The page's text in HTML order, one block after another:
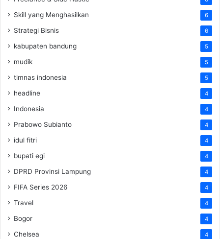
Skill yang Menghasilkan 6
Strategi Bisnis 6
kabupaten bandung 5
mudik 5
timnas indonesia 5
headline 4
Indonesia 4
Prabowo Subianto 4
idul fitri 4
bupati egi 4
DPRD Provinsi Lampung 4
FIFA Series 2026 4
Travel 4
Bogor 4
Chelsea 4